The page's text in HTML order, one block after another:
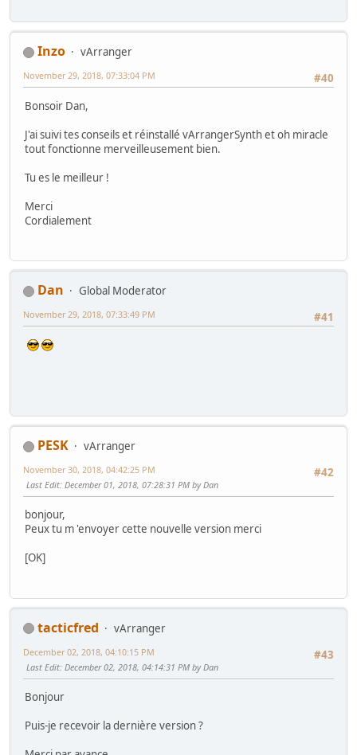
Inzo
vArranger
#40
November 29, 2018, 07:33:04 PM
Bonsoir Dan,
J'ai suivi tes conseils et réinstallé vArrangerSynth et oh miracle
tout fonctionne merveilleusement bien.
Tu es le meilleur !
Merci
Cordialement
Dan
Global Moderator
#41
November 29, 2018, 07:33:49 PM
PESK
vArranger
#42
November 30, 2018, 04:42:25 PM
Last Edit: December 01, 2018, 07:28:31 PM by Dan
bonjour,
Peux tu m 'envoyer cette nouvelle version merci
[OK]
tacticfred
vArranger
#43
December 02, 2018, 04:10:15 PM
Last Edit: December 02, 2018, 04:14:31 PM by Dan
Bonjour
Puis-je recevoir la dernière version ?